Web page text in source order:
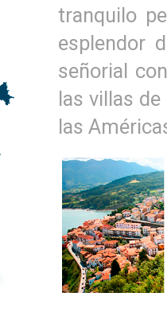
tranquilo
esplendor
señorial
las villas
las